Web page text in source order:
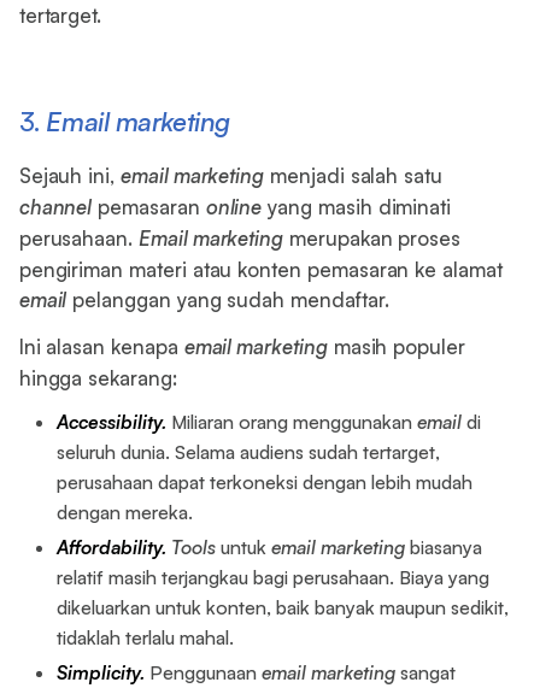
tertarget.
3. Email marketing
Sejauh ini,email marketing menjadi salah satu
channel pemasaran online yang masih diminati
perusahaan.Email marketing merupakan proses
pengiriman materi atau konten pemasaran ke alamat
email pelanggan yang sudah mendaftar.
Ini alasan kenapa email marketingmasih populer
hingga sekarang:
Accessibility. Miliaran orang menggunakanemail di
seluruh dunia. Selama audiens sudah tertarget,
perusahaan dapat terkoneksi dengan lebih mudah
dengan mereka.
Affordability. Tools untukemail marketing biasanya
relatif masih terjangkau bagi perusahaan. Biaya yang
dikeluarkan untuk konten, baik banyak maupun sedikit,
tidaklah terlalu mahal.
Simplicity. Penggunaanemail marketing sangat